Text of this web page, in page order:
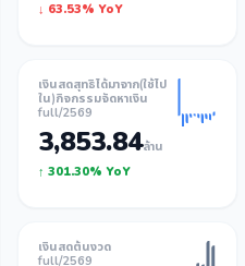
↓ 63.53% YoY
เงินสดสุทธิได้มาจาก(ใช้ไป
ใน)กิจกรรมจัดหาเงิน
full/2569
3,853.84ล้าน
↑ 301.30% YoY
เงินสดต้นงวด
full/2569